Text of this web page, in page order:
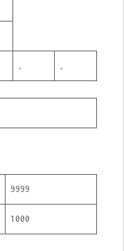
。 。
9999
1000